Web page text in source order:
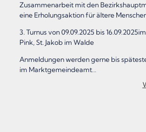
Zusammenarbeit mit den
eine Erholungsaktion für ältere
3. Turnus von 09.09.2025 bis
Pink, St. Jakob im Walde
Anmeldungen werden gerne bis
im Marktgemeindeamt…